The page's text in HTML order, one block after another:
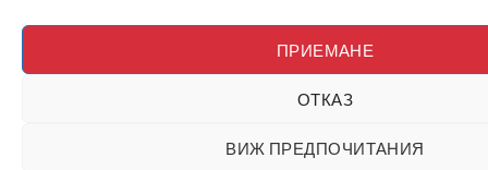
ПРИЕМАНЕ
ОТКАЗ
ВИЖ ПРЕДПОЧИТАНИЯ